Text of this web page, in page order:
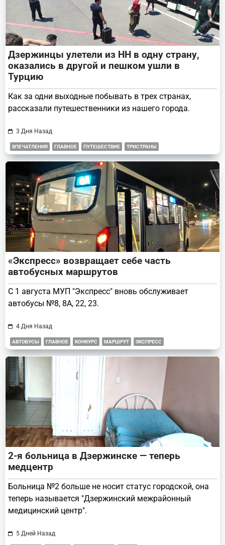
Дзержинцы улетели из НН в одну страну,
оказались в другой и пешком ушли в
Турцию
Как за одни выходные побывать в трех странах,
рассказали путешественники из нашего города.
3 Дня Назад
ВПЕЧАТЛЕНИЯ ГЛАВНОЕ ПУТЕШЕСТВИЕ ТРИСТРАНЫ
«Экспресс» возвращает себе часть
автобусных маршрутов
С 1 августа МУП "Экспресс" вновь обслуживает
автобусы №8, 8А, 22, 23.
4 Дня Назад
АВТОБУСЫ ГЛАВНОЕ КОНКУРС МАРШРУТ ЭКСПРЕСС
2-я больница в Дзержинске — теперь
медцентр
Больница №2 больше не носит статус городской, она
теперь называется "Дзержинский межрайонный
медицинский центр".
5 Дней Назад